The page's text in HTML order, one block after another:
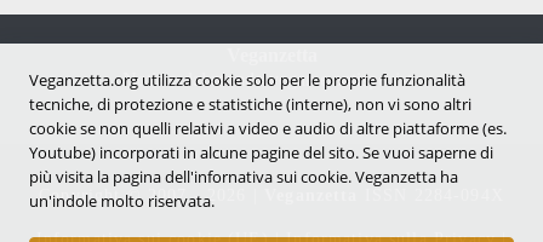
Notizie dal mondo vegan e antispecista
Copyright © 2007 - 2026 |
Informativa sui cookie (UE)|Informativa sulla Privacy|
Veganzetta.org utilizza cookie solo per le proprie funzionalità
tecniche, di protezione e statistiche (interne), non vi sono altri
cookie se non quelli relativi a video e audio di altre piattaforme (es.
Youtube) incorporati in alcune pagine del sito. Se vuoi saperne di
più visita la pagina dell'infornativa sui cookie. Veganzetta ha
un'indole molto riservata.